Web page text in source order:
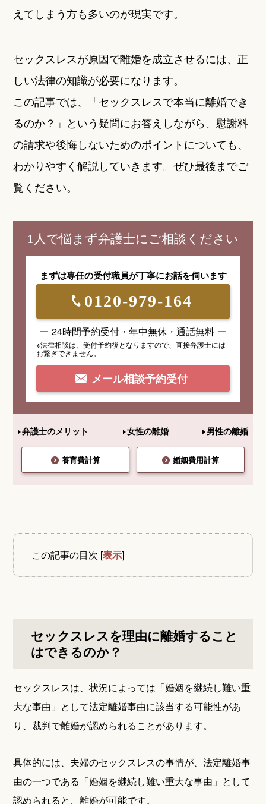
えてしまう方も多いのが現実です。
セックスレスが原因で離婚を成立させるには、正
しい法律の知識が必要になります。
この記事では、「セックスレスで本当に離婚でき
るのか？」という疑問にお答えしながら、慰謝料
の請求や後悔しないためのポイントについても、
わかりやすく解説していきます。ぜひ最後までご
覧ください。
1人で悩まず弁護士にご相談ください
まずは専任の受付職員が丁寧にお話を伺います
0120-979-164
24時間予約受付・年中無休・通話無料
※法律相談は、受付予約後となりますので、 直接弁護士には
お繋ぎできません。
メール相談予約受付
弁護士のメリット 女性の離婚 男性の離婚
養育費計算 婚姻費用計算
この記事の目次 [表示]
セックスレスを理由に離婚すること
はできるのか？
セックスレスは、状況によっては「婚姻を継続し難い重
大な事由」として法定離婚事由に該当する可能性があ
り、裁判で離婚が認められることがあります。
具体的には、夫婦のセックスレスの事情が、法定離婚事
由の一つである「婚姻を継続し難い重大な事由」として
認められると、離婚が可能です。